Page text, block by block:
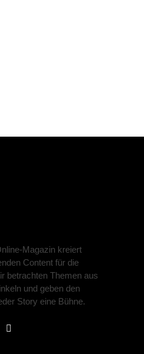
Magazin kreiert
Content für die
betrachten Themen aus
und geben den
Story eine Bühne.